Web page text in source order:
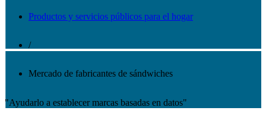
Productos y servicios públicos para el hogar
/
Mercado de fabricantes de sándwiches
"Ayudarlo a establecer marcas basadas en datos"